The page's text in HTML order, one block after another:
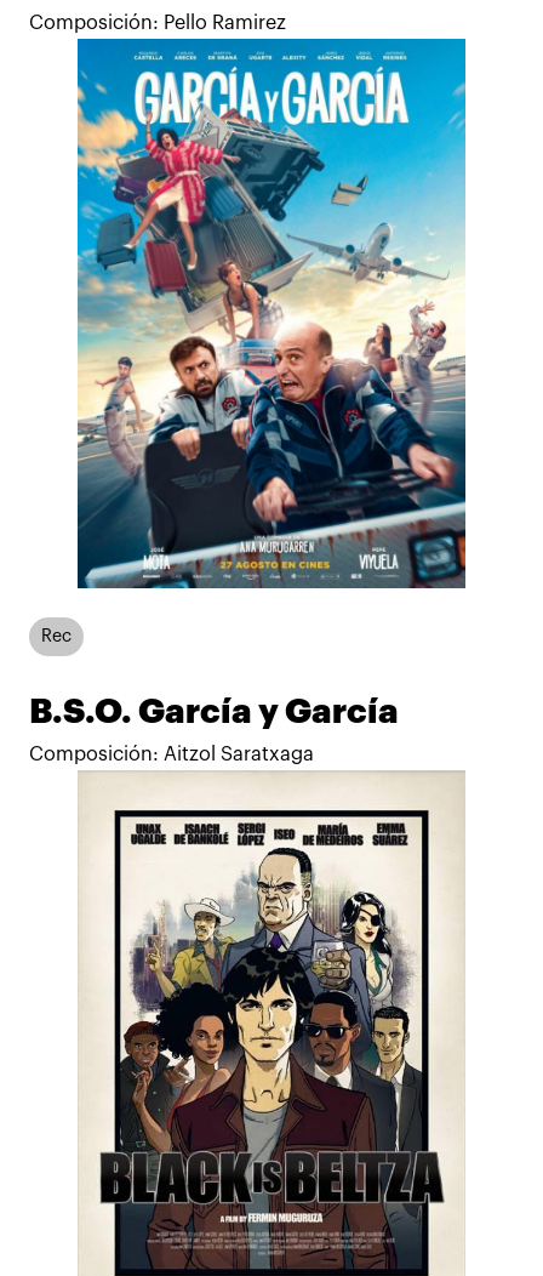
Composición: Pello Ramirez
Rec
B.S.O. García y García
Composición: Aitzol Saratxaga